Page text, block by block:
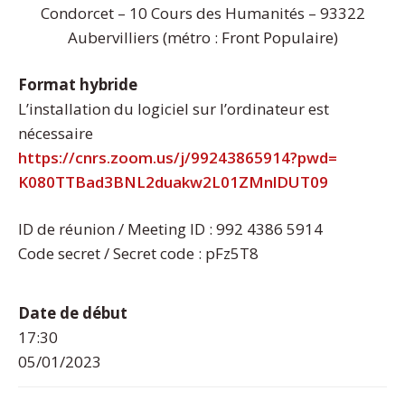
Condorcet – 10 Cours des Humanités – 93322
Aubervilliers (métro : Front Populaire)
Format hybride
L’installation du logiciel sur l’ordinateur est
nécessaire
https://cnrs.zoom.us/j/99243865914?pwd=
K080TTBad3BNL2duakw2L01ZMnlDUT09
ID de réunion / Meeting ID : 992 4386 5914
Code secret / Secret code : pFz5T8
Date de début
17:30
05/01/2023